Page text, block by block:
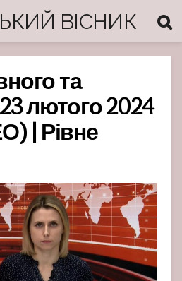
ВІСНИК
та
лютого 2024
| Рівне